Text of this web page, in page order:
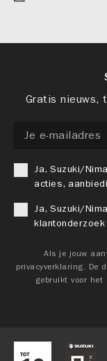
Gratis nieuws,
Ja, Suzuki/
acties,
Ja, Suzuki/
klantonderzoek
Als je jouw
privacyverklaring. De
gebruikt voor het